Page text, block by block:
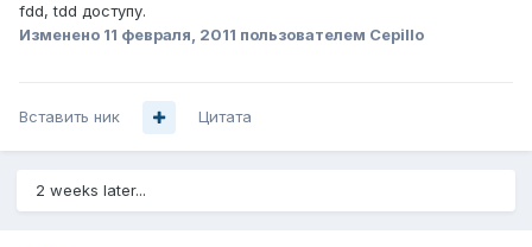
fdd, tdd доступу.
Изменено 11 февраля, 2011 пользователем Cepillo
Вставить ник Цитата
2 weeks later...